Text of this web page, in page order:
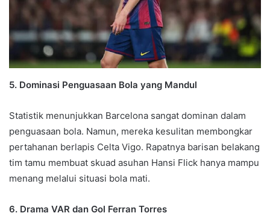
5. Dominasi Penguasaan Bola yang Mandul
Statistik menunjukkan Barcelona sangat dominan dalam
penguasaan bola. Namun, mereka kesulitan membongkar
pertahanan berlapis Celta Vigo. Rapatnya barisan belakang
tim tamu membuat skuad asuhan Hansi Flick hanya mampu
menang melalui situasi bola mati.
6. Drama VAR dan Gol Ferran Torres